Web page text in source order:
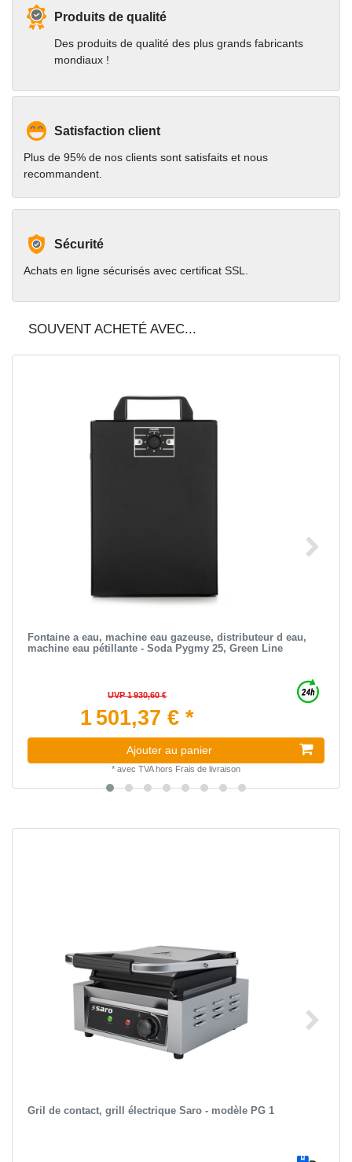
Produits de qualité
Des produits de qualité des plus grands fabricants
mondiaux !
Satisfaction client
Plus de 95% de nos clients sont satisfaits et nous
recommandent.
Sécurité
Achats en ligne sécurisés avec certificat SSL.
SOUVENT ACHETÉ AVEC...
Fontaine a eau, machine eau gazeuse, distributeur d eau,
machine eau pétillante - Soda Pygmy 25, Green Line
UVP 1 930,60 €
1 501,37 € *
Ajouter au panier
* avec TVAhors Frais de livraison
Gril de contact, grill électrique Saro - modèle PG 1